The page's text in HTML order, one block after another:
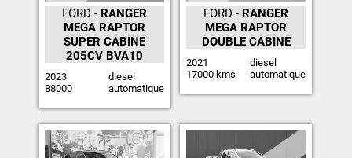
FORD - RANGER
MEGA RAPTOR
SUPER CABINE
205CV BVA10
2023
88000
diesel
automatique
FORD - RANGER
MEGA RAPTOR
DOUBLE CABINE
2021
17000 kms
diesel
automatique